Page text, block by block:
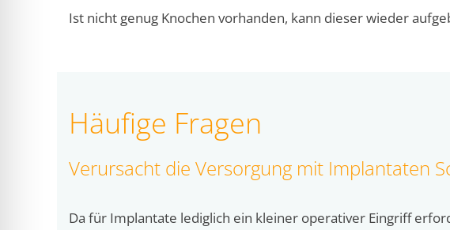
Ist nicht genug Knochen vorhanden, kann dieser wieder
Häufige Fragen
Verursacht die Versorgung mit Implantaten
Da für Implantate lediglich ein kleiner operativer Eingriff